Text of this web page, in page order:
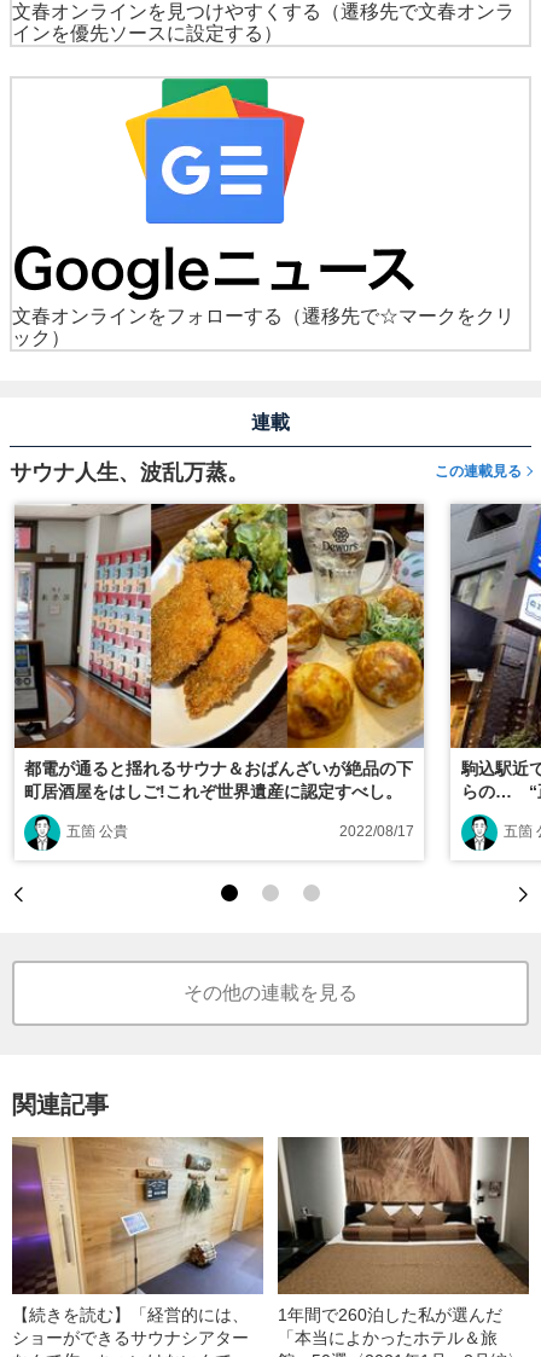
文春オンラインを見つけやすくする
（遷移先で文春オンラ
インを優先ソースに設定する）
文春オンラインをフォローする
（遷移先で☆マークをクリ
ック）
連載
サウナ人生、波乱万蒸。 この連載見る
都電が通ると揺れるサウナ＆おばんざいが絶品の下
町居酒屋をはしご!これぞ世界遺産に認定すべし。
五箇 公貴 2022/08/17
駒込駅近
らの… “
五箇
その他の連載を見る
関連記事
【続きを読む】「経営的には、
ショーができるサウナシアター
1年間で260泊した私が選んだ
「本当によかったホテル＆旅